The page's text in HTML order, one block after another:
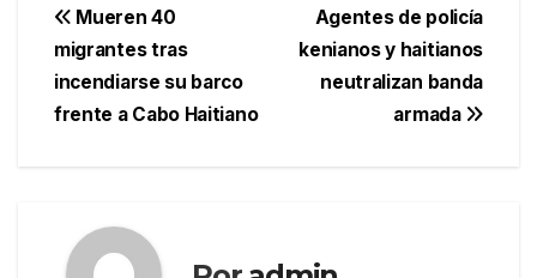
Navegación
de
entradas
Agentes de policía
kenianos y haitianos
neutralizan banda
armada
Mueren 40
migrantes tras
incendiarse su barco
frente a Cabo Haitiano